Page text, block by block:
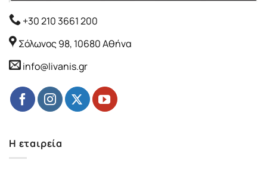
+30 210 3661 200
Σόλωνος 98, 10680 Αθήνα
info@livanis.gr
Η εταιρεία